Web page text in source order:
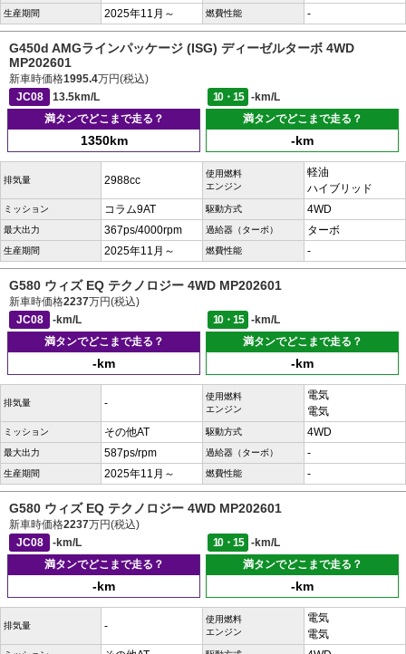
生産期間 2025年11月～ 燃費性能 -
G450d AMGラインパッケージ (ISG) ディーゼルターボ 4WD
MP202601
新車時価格1995.4万円(税込)
JC08
13.5km/L 10・15
-km/L
満タンでどこまで走る？
1350km
満タンでどこまで走る？
-km
排気量 2988cc
使用燃料
エンジン
軽油
ハイブリッド
ミッション コラム9AT 駆動方式 4WD
最大出力 367ps/4000rpm 過給器（ターボ） ターボ
生産期間 2025年11月～ 燃費性能 -
G580 ウィズ EQ テクノロジー 4WD MP202601
新車時価格2237万円(税込)
JC08
-km/L 10・15
-km/L
満タンでどこまで走る？
-km
満タンでどこまで走る？
-km
排気量 -
使用燃料
エンジン
電気
電気
ミッション その他AT 駆動方式 4WD
最大出力 587ps/rpm 過給器（ターボ） -
生産期間 2025年11月～ 燃費性能 -
G580 ウィズ EQ テクノロジー 4WD MP202601
新車時価格2237万円(税込)
JC08
-km/L 10・15
-km/L
満タンでどこまで走る？
-km
満タンでどこまで走る？
-km
排気量 -
使用燃料
エンジン
電気
電気